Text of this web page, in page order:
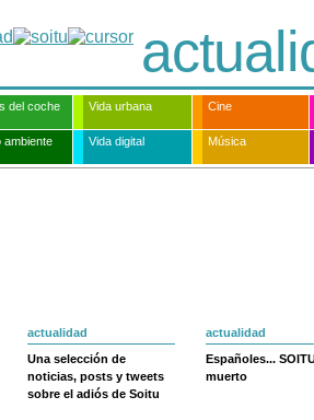
del coche Vida urbana Cine
ambiente Vida digital Música
actualidad
Una selección de
noticias, posts y tweets
sobre el adiós de Soitu
actualidad
Españoles...
muerto